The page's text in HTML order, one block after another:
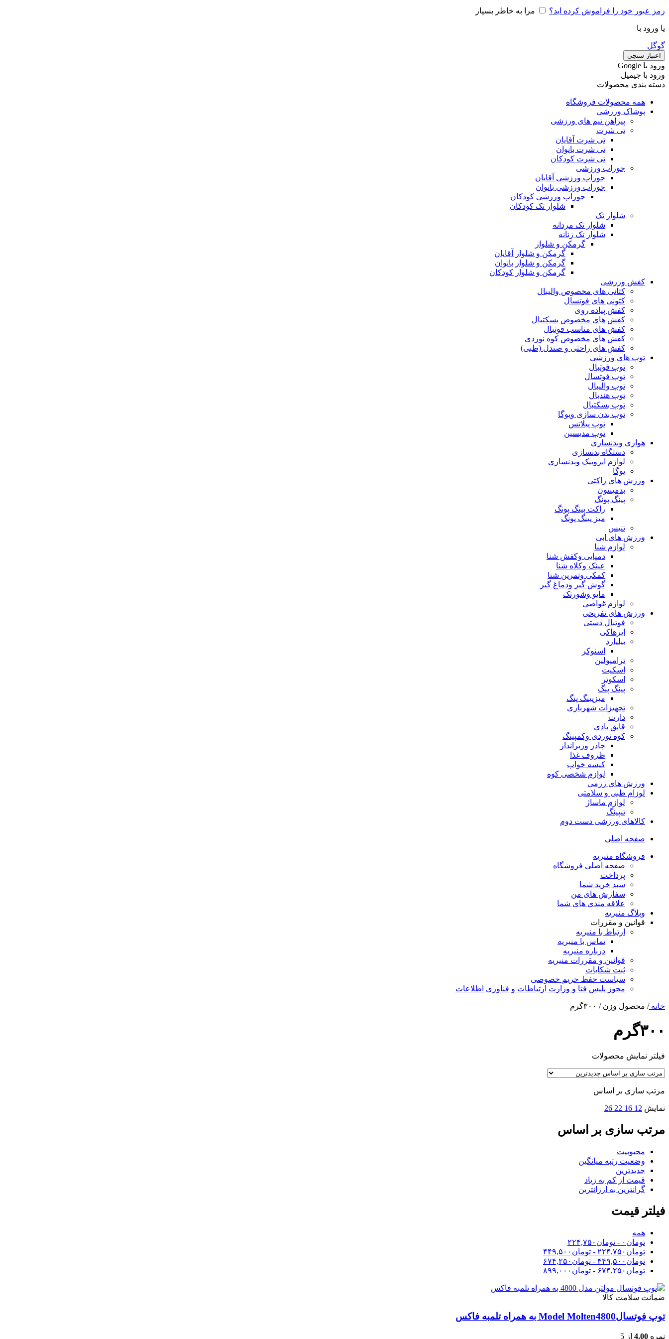
رمز عبور خود را فراموش کرده اید؟ مرا به خاطر بسپار
یا ورود با
گوگل
اعتبار سنجی
ورود با ‫Google
ورود با جیمیل
دسته بندی محصولات
همه محصولات فروشگاه
پوشاک ورزشی
پیراهن تیم های ورزشی
تی شرت
تی شرت آقایان
تی شرت بانوان
تی شرت کودکان
جوراب ورزشی
جوراب ورزشی آقایان
جوراب ورزشی بانوان
جوراب ورزشی کودکان
شلوار تک کودکان
شلوار تک
شلوار تک مردانه
شلوار تک زنانه
گرمکن و شلوار
گرمکن و شلوار آقایان
گرمکن و شلوار بانوان
گرمکن و شلوار کودکان
کفش ورزشی
کتانی های مخصوص والیبال
کتونی های فوتسال
کفش پیاده روی
کفش های مخصوص بسکتبال
کفش های مناسب فوتبال
کفش های مخصوص کوه نوردی
کفش های راحتی و صندل (طبی)
توپ های ورزشی
توپ فوتبال
توپ فوتسال
توپ والیبال
توپ هندبال
توپ بسکتبال
توپ بدن سازی ویوگا
توپ پیلاتس
توپ مدیسین
هوازی وبدنسازی
دستگاه بدنسازی
لوازم ایروبیک وبدنسازی
یوگا
ورزش های راکتی
بدمینتون
پینگ پونگ
راکت پینگ پونگ
میز پینگ پونگ
تنیس
ورزش های ابی
لوازم شنا
دمپایی وکفش شنا
عینک وکلاه شنا
کمکی وتمرین شنا
گوش گیر ودماغ گیر
مایو وشورتک
لوازم غواصی
ورزش های تفریحی
فوتبال دستی
ایرهاکی
بیلیارد
اسنوکر
ترامپولین
اسکیت
اسکوتر
پینگ پنگ
میزپینگ پنگ
تجهیزات شهربازی
دارت
قایق بادی
کوه نوردی وکمپینگ
چادر وزیرانداز
ظروف غذا
کیسه خواب
لوازم شخصی کوه
ورزش های رزمی
لوزام طبی و سلامتی
لوازم ماساژ
تیپینگ
کالاهای ورزشی دست دوم
صفحه اصلی
فروشگاه منیریه
صفحه اصلی فروشگاه
پرداخت
سبد خرید شما
سفارش های من
علاقه مندی های شما
وبلاگ منیریه
قوانین و مقررات
ارتباط با منیریه
تماس با منیریه
درباره منیریه
قوانین و مقررات منیریه
ثبت شکایات
سیاست حفظ حریم خصوصی
مجوز پلیس فتا و وزارت ارتباطات و فناوری اطلاعات
خانه/ محصول وزن/ ۳۰۰گرم
۳۰۰گرم
فیلتر نمایش محصولات
مرتب سازی بر اساس
نمایش 12
16
22
26
مرتب سازی بر اساس
محبوبیت
وضعیت رتبه میانگین
جدیدترین
قیمت از کم به زیاد
گرانترین به ارزانترین
فیلتر قیمت
همه
تومان ۰ - تومان ۲۲۴,۷۵۰
تومان ۲۲۴,۷۵۰ - تومان ۴۴۹,۵۰۰
تومان ۴۴۹,۵۰۰ - تومان ۶۷۴,۲۵۰
تومان ۶۷۴,۲۵۰ - تومان ۸۹۹,۰۰۰
ضمانت سلامت کالا
توپ فوتسالModel Molten4800 به همراه تلمبه فاکس
نمره 4.00 از 5